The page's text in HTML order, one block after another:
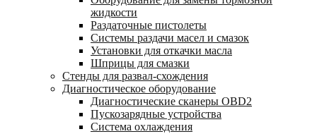
жидкости
Раздаточные пистолеты
Системы раздачи масел и смазок
Установки для откачки масла
Шприцы для смазки
Стенды для развал-схождения
Диагностическое оборудование
Диагностические сканеры OBD2
Пускозарядные устройства
Система охлаждения